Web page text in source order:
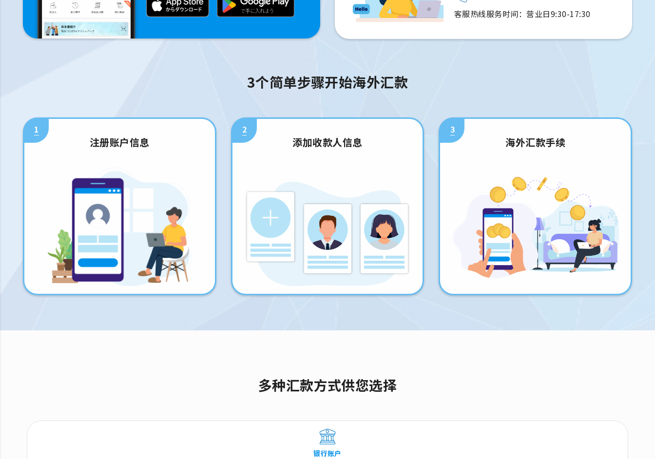
客服热线服务时间：营业日9:30-17:30
3个简单步骤开始海外汇款
1
注册账户信息
2
添加收款人信息
3
海外汇款手续
多种汇款方式供您选择
银行账户